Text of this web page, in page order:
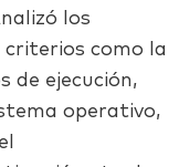
los
como la
de ejecución,
operativo,